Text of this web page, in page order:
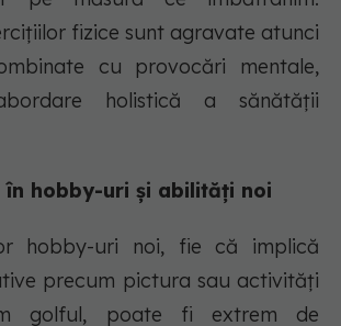
fizice sunt agravate atunci
cu provocări mentale,
holistică a sănătății
în hobby-uri și abilități noi
hobby-uri noi, fie că implică
precum pictura sau activități
golful, poate fi extrem de